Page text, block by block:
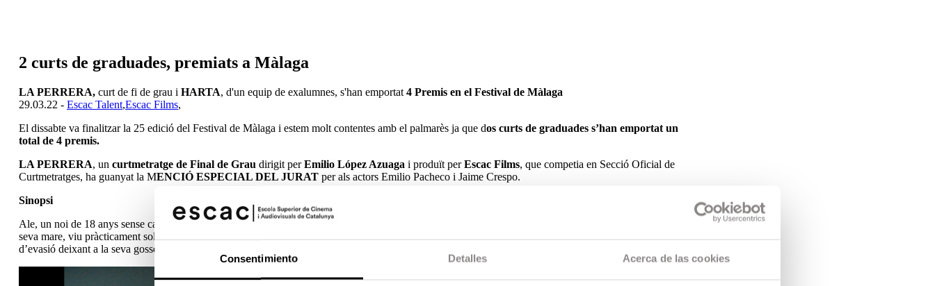
Consentimiento Detalles Acerca de las cookies
2 curts de graduades, premiats a Màlaga
LA PERRERA, curt de fi de grau i HARTA, d'un equip de exalumnes, s'han emportat 4 Premis en el Festival de Màlaga
29.03.22 - Escac Talent,Escac Films,
El dissabte va finalitzar la 25 edició del Festival de Màlaga i estem molt contentes amb el palmarès ja que dos curts de graduades s’han emportat un
total de 4 premis.
LA PERRERA, un curtmetratge de Final de Grau dirigit perEmilio López Azuaga i produït perEscac Films, que competia en Secció Oficial de
Curtmetratges, ha guanyat la MENCIÓ ESPECIAL DEL JURAT per als actors Emilio Pacheco i Jaime Crespo.
Sinopsi
Ale, un noi de 18 anys sense cap ambició de futur, passa els dies perdut entre alcohol, delinqüència i drogues. A causa de la turbulenta relació amb la
seva mare, viu pràcticament sol. L’únic reforç positiu de la seva vida és la seva Bull Terrier, Sasha. Una nit, Ale es disposa a sortir a una jornada més
d’evasió deixant a la seva gosseta sola a casa.